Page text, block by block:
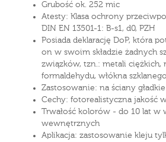
Grubość ok. 252 mic
Atesty: Klasa ochrony
DIN EN 13501-1: B-s1, d0, PZH
Posiada deklarację DoP, która
on w swoim składzie żadnych
związków, tzn.: metali ciężkich,
formaldehydu, włókna
Zastosowanie: na ściany gładkie
Cechy: fotorealistyczna jakość
Trwałość kolorów - do 10 lat w
wewnętrznych
Aplikacja: zastosowanie kleju